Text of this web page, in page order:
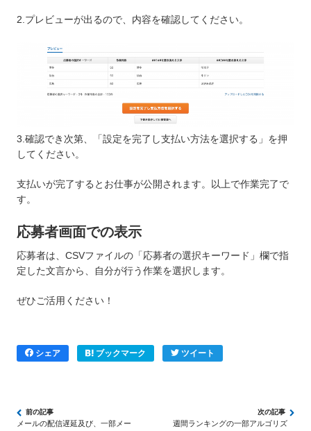
2.プレビューが出るので、内容を確認してください。
3.確認でき次第、「設定を完了し支払い方法を選択する」を押
してください。
支払いが完了するとお仕事が公開されます。以上で作業完了で
す。
応募者画面での表示
応募者は、CSVファイルの「応募者の選択キーワード」欄で指
定した文言から、自分が行う作業を選択します。
ぜひご活用ください！
シェア ブックマーク ツイート
メールの配信遅延及び、一部メー
週間ランキングの一部アルゴリズ